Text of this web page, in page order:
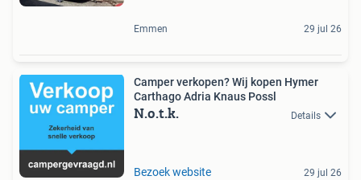
Emmen 29 jul 26
Camper verkopen? Wij kopen Hymer
Carthago Adria Knaus Possl
N.o.t.k. Details
Bezoek website 29 jul 26